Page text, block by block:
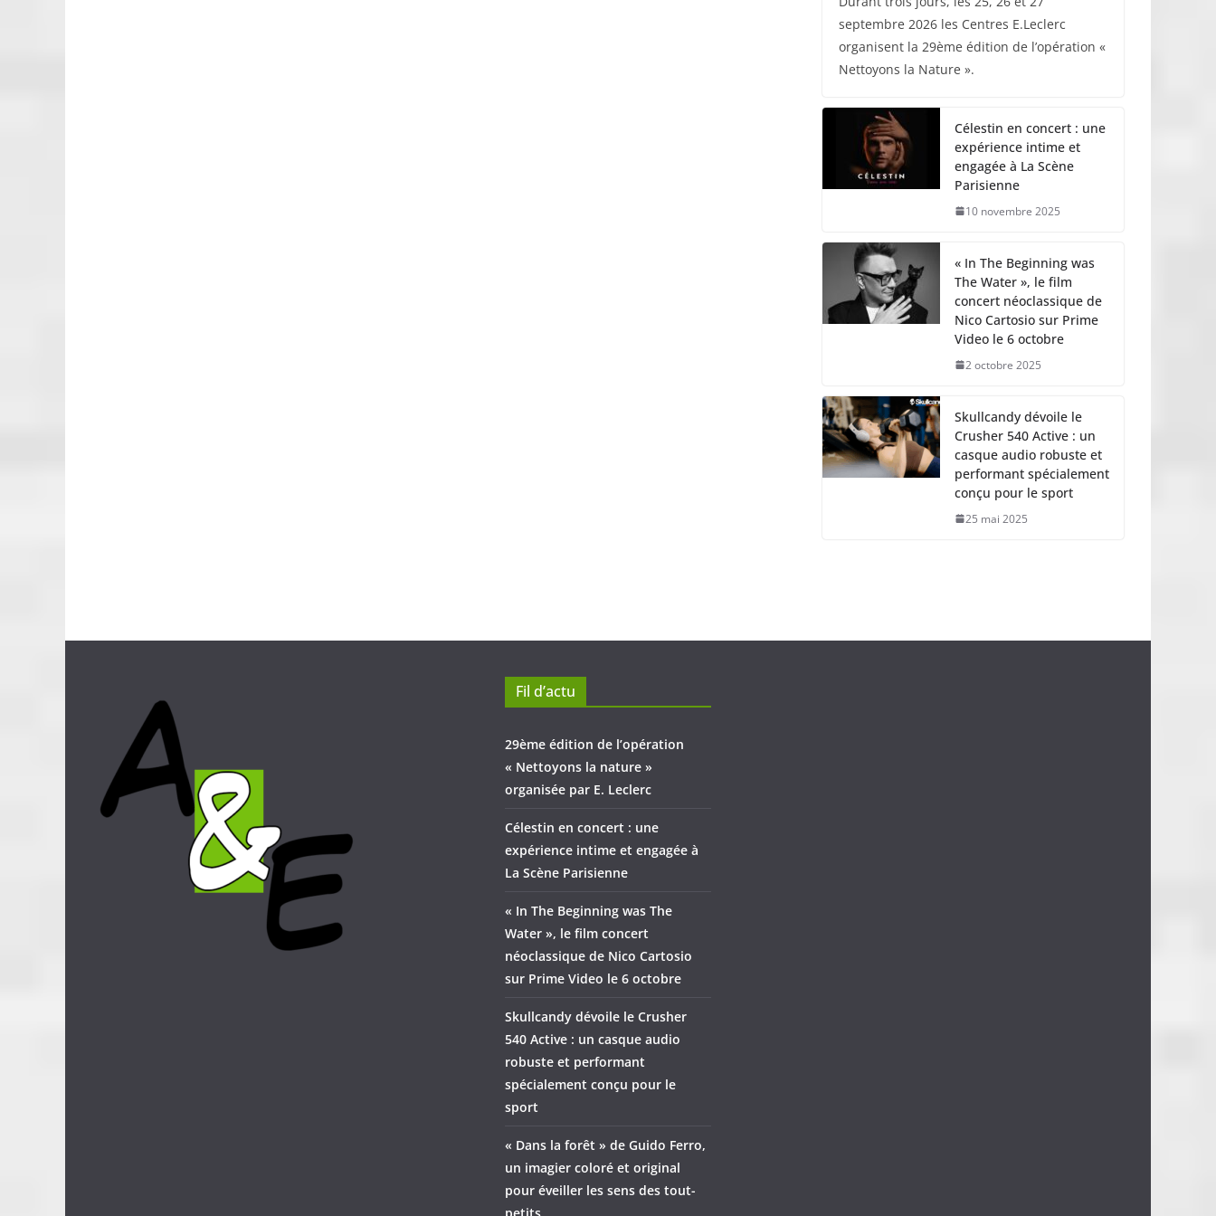
septembre 2026 les Centres E.Leclerc
organisent la 29ème édition de l’opération «
Nettoyons la Nature ».
Célestin en concert : une
expérience intime et
engagée à La Scène
Parisienne
10 novembre 2025
« In The Beginning was
The Water », le film
concert néoclassique de
Nico Cartosio sur Prime
Video le 6 octobre
2 octobre 2025
Skullcandy dévoile le
Crusher 540 Active : un
casque audio robuste et
performant spécialement
conçu pour le sport
25 mai 2025
Fil d’actu
29ème édition de l’opération
« Nettoyons la nature »
organisée par E. Leclerc
Célestin en concert : une
expérience intime et engagée à
La Scène Parisienne
« In The Beginning was The
Water », le film concert
néoclassique de Nico Cartosio
sur Prime Video le 6 octobre
Skullcandy dévoile le Crusher
540 Active : un casque audio
robuste et performant
spécialement conçu pour le
sport
« Dans la forêt » de Guido Ferro,
un imagier coloré et original
pour éveiller les sens des tout-